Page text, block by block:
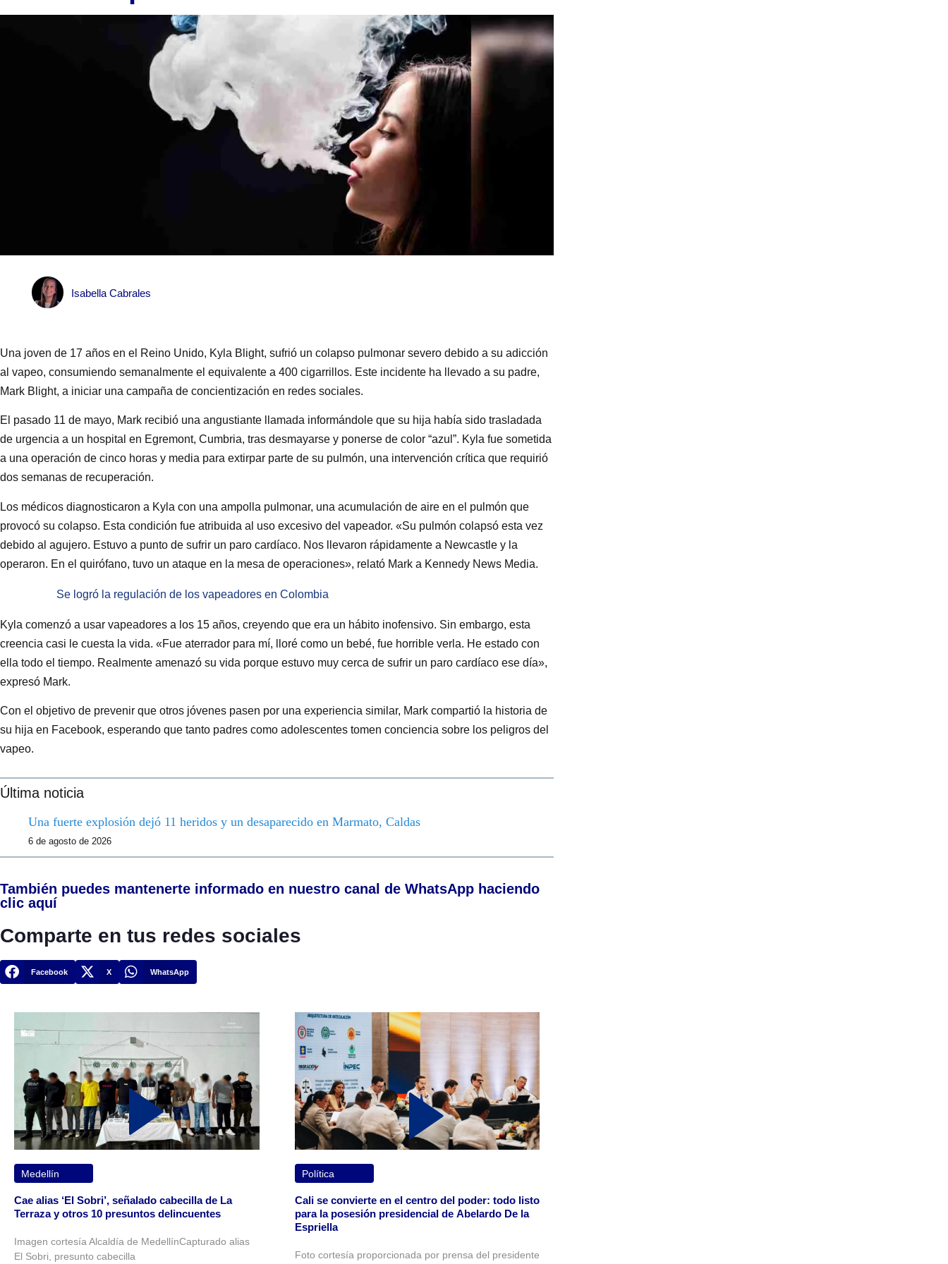
Isabella Cabrales
Una joven de 17 años en el Reino Unido, Kyla Blight, sufrió un colapso pulmonar severo debido a su adicción
al vapeo, consumiendo semanalmente el equivalente a 400 cigarrillos. Este incidente ha llevado a su padre,
Mark Blight, a iniciar una campaña de concientización en redes sociales.
El pasado 11 de mayo, Mark recibió una angustiante llamada informándole que su hija había sido trasladada
de urgencia a un hospital en Egremont, Cumbria, tras desmayarse y ponerse de color “azul”. Kyla fue sometida
a una operación de cinco horas y media para extirpar parte de su pulmón, una intervención crítica que requirió
dos semanas de recuperación.
Los médicos diagnosticaron a Kyla con una ampolla pulmonar, una acumulación de aire en el pulmón que
provocó su colapso. Esta condición fue atribuida al uso excesivo del vapeador. «Su pulmón colapsó esta vez
debido al agujero. Estuvo a punto de sufrir un paro cardíaco. Nos llevaron rápidamente a Newcastle y la
operaron. En el quirófano, tuvo un ataque en la mesa de operaciones», relató Mark a Kennedy News Media.
Se logró la regulación de los vapeadores en Colombia
Kyla comenzó a usar vapeadores a los 15 años, creyendo que era un hábito inofensivo. Sin embargo, esta
creencia casi le cuesta la vida. «Fue aterrador para mí, lloré como un bebé, fue horrible verla. He estado con
ella todo el tiempo. Realmente amenazó su vida porque estuvo muy cerca de sufrir un paro cardíaco ese día»,
expresó Mark.
Con el objetivo de prevenir que otros jóvenes pasen por una experiencia similar, Mark compartió la historia de
su hija en Facebook, esperando que tanto padres como adolescentes tomen conciencia sobre los peligros del
vapeo.
Última noticia
Una fuerte explosión dejó 11 heridos y un desaparecido en Marmato, Caldas
6 de agosto de 2026
También puedes mantenerte informado en nuestro canal de WhatsApp haciendo
clic aquí
Comparte en tus redes sociales
Facebook X WhatsApp
Medellín
Cae alias ‘El Sobri’, señalado cabecilla de La
Terraza y otros 10 presuntos delincuentes
Imagen cortesía Alcaldía de MedellínCapturado alias
El Sobri, presunto cabecilla
Política
Cali se convierte en el centro del poder: todo listo
para la posesión presidencial de Abelardo De la
Espriella
Foto cortesía proporcionada por prensa del presidente